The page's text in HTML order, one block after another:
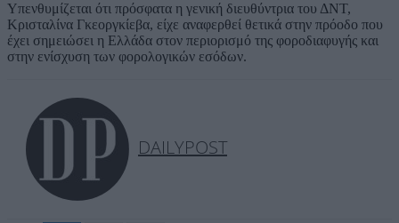
Υπενθυμίζεται ότι πρόσφατα η γενική διευθύντρια του ΔΝΤ,
Κρισταλίνα Γκεοργκίεβα, είχε αναφερθεί θετικά στην πρόοδο που
έχει σημειώσει η Ελλάδα στον περιορισμό της φοροδιαφυγής και
στην ενίσχυση των φορολογικών εσόδων.
DAILYPOST